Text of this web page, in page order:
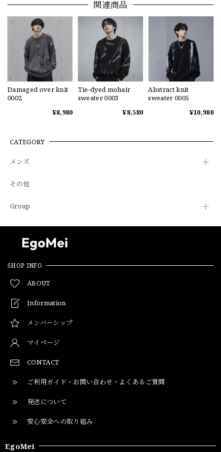
関連商品
Damaged over knit
0002
¥8,980
Tie-dyed mohair
sweater 0003
¥8,580
Abstract knit
sweater 0005
¥10,980
CATEGORY
メンズ
その他
Group
SHOP INFO
ABOUT
Information
メンバーシップ
マイページ
CONTACT
ご利用ガイド・お問い合わせ・よくあるご質問
発送について
安心安全への取り組み
EgoMei